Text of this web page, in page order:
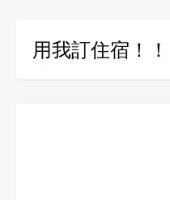
用我訂住宿！！